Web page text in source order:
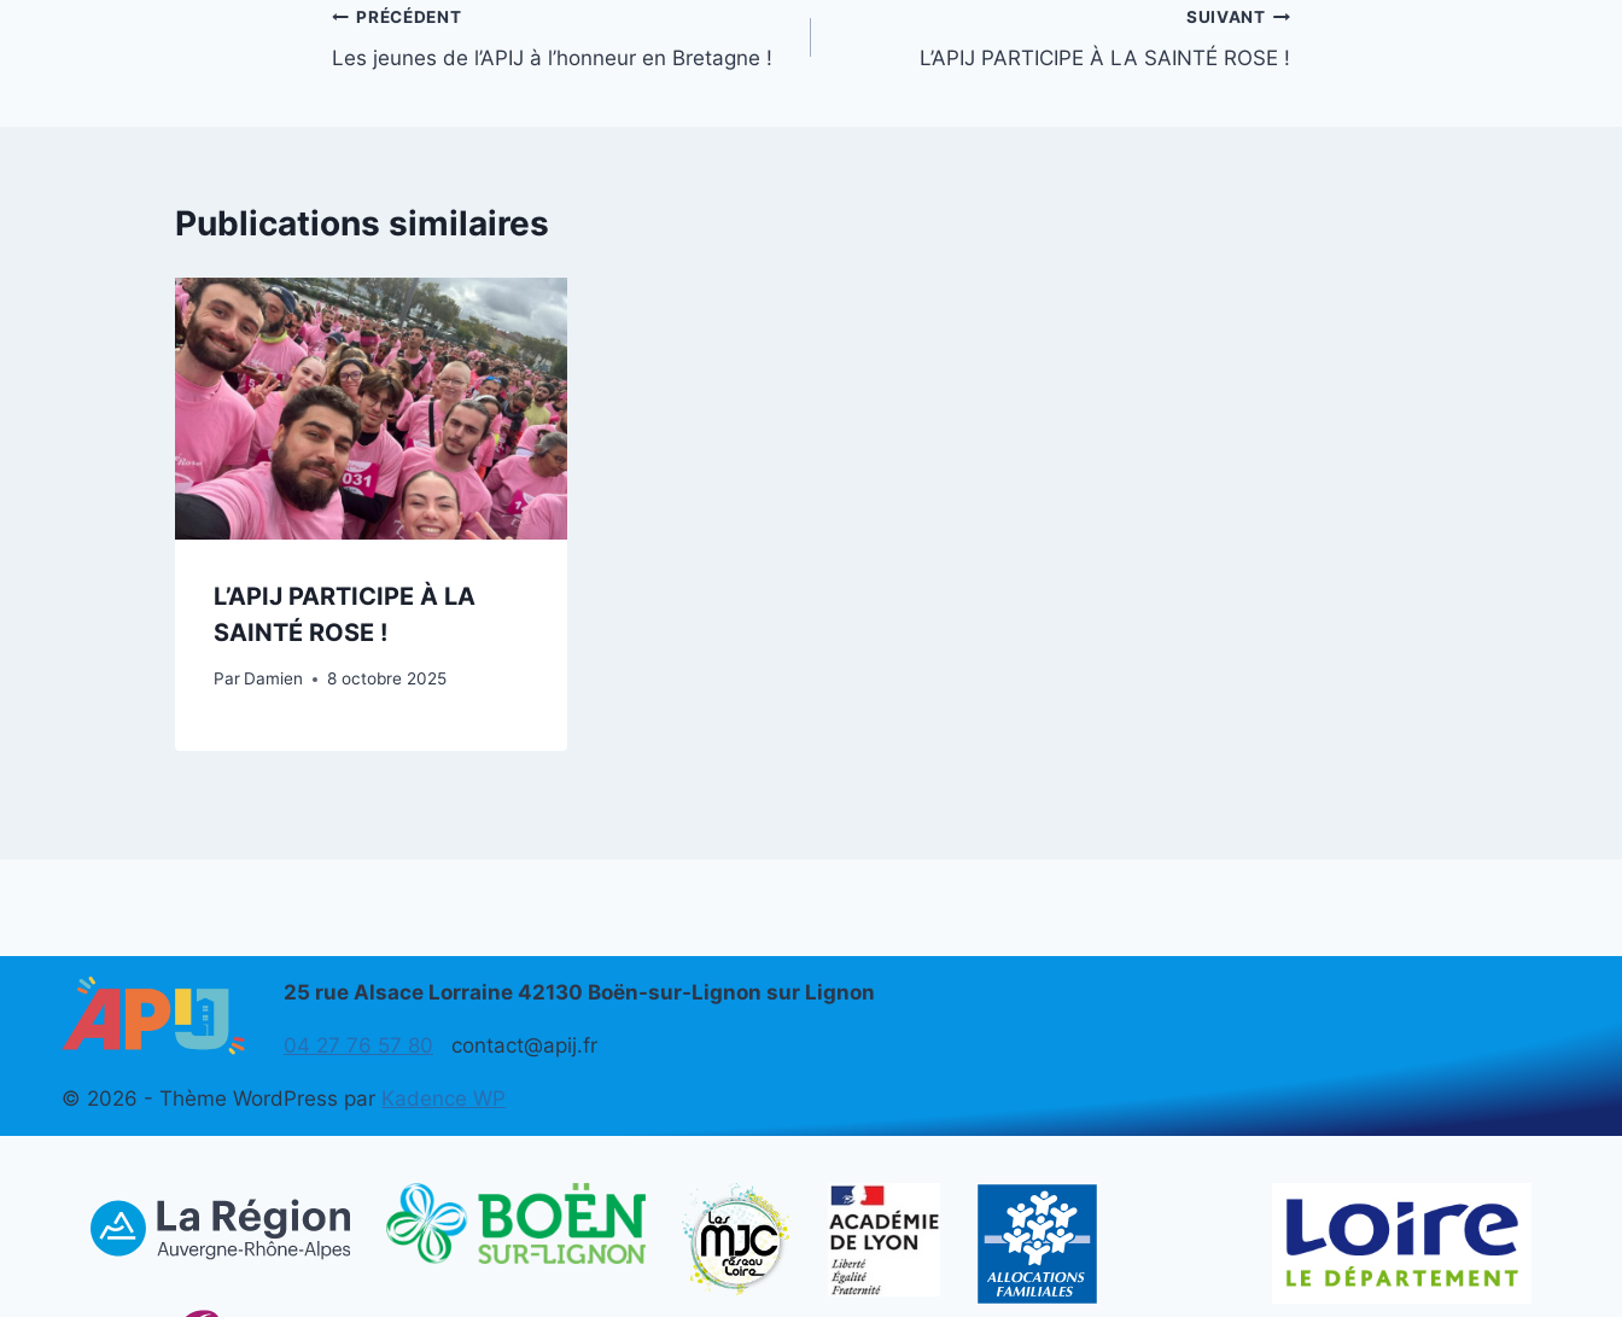
Navigation
de
PRÉCÉDENT
Les jeunes de l’APIJ à l’honneur en Bretagne !
SUIVANT
L’APIJ PARTICIPE À LA SAINTÉ ROSE !
Publications similaires
L’APIJ PARTICIPE À LA
SAINTÉ ROSE !
Par Damien 8 octobre 2025
25 rue Alsace Lorraine 42130 Boën-sur-Lignon sur Lignon
04 27 76 57 80 contact@apij.fr
© 2026 - Thème WordPress par Kadence WP